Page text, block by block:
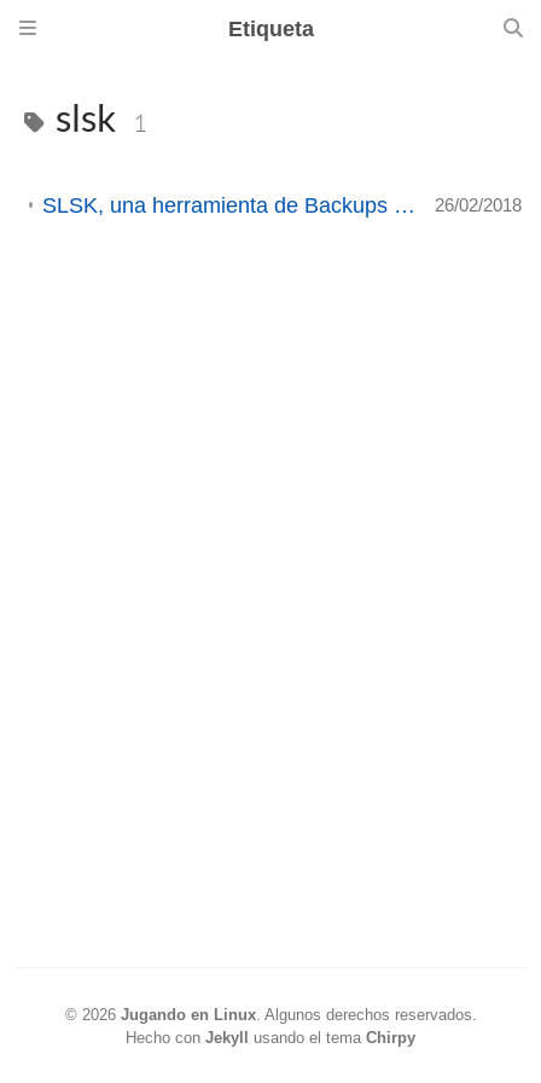
Etiqueta
slsk 1
SLSK, una herramienta de Backups para nuestros juegos de Steam. 26/02/2018
© 2026 Jugando en Linux. Algunos derechos reservados.
Hecho con Jekyll usando el tema Chirpy